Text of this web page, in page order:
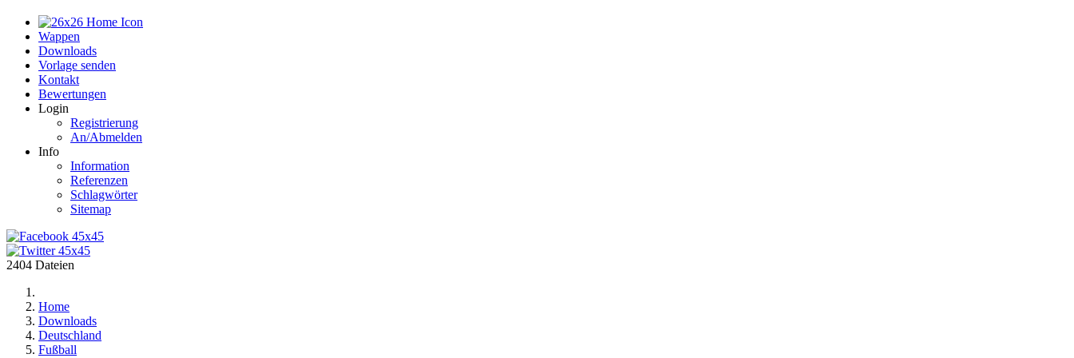
Wappen
Downloads
Vorlage senden
Kontakt
Bewertungen
Login
Registrierung
An/Abmelden
Info
Information
Referenzen
Schlagwörter
Sitemap
2404 Dateien
Home
Downloads
Deutschland
Fußball